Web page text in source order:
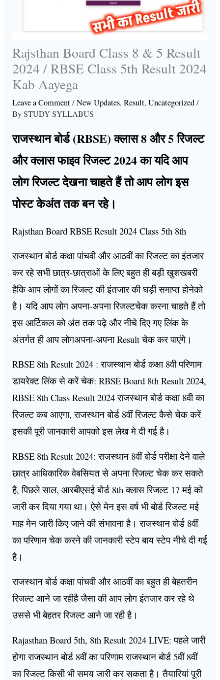
Rajsthan Board Class 8 & 5 Result
2024 / RBSE Class 5th Result 2024
Kab Aayega
Leave a Comment/New Updates,Result,Uncategorized/
BySTUDY SYLLABUS
राजस्थान बोर्ड (RBSE) क्लास 8 और 5 रिजल्ट
और क्लास फाइव रिजल्ट 2024 का यदि आप
लोग रिजल्ट देखना चाहते हैं तो आप लोग इस
पोस्ट केअंत तक बन रहे।
Rajsthan Board RBSE Result 2024 Class 5th 8th
राजस्थान बोर्ड कक्षा पांचवी और आठवीं का रिजल्ट का इंतजार
कर रहे सभी छात्र-छात्राओं के लिए बहुत ही बड़ी खुशखबरी
हैकि आप लोगों का रिजल्ट की इंतजार की घड़ी समाप्त होनेको
है। यदि आप लोग अपना-अपना रिजल्टचेक करना चाहते हैं तो
इस आर्टिकल को अंत तक पढ़े और नीचे दिए गए लिंक के
अंतर्गत ही आप लोगअपना-अपना Result चेक कर पाएंगे।
RBSE 8th Result 2024 : राजस्थान बोर्ड कक्षा 8वी परिणाम
डायरेक्ट लिंक से करें चेक: RBSE Board 8th Result 2024,
RBSE 8th Class Result 2024 राजस्थान बोर्ड कक्षा 8वी का
रिजल्ट कब आएगा, राजस्थान बोर्ड 8वीं रिजल्ट कैसे चेक करें
इसकी पूरी जानकारी आपको इस लेख मे दी गई है।
RBSE 8th Result 2024: राजस्थान 8वीं बोर्ड परीक्षा देने वाले
छात्र आधिकारिक वेबसियत से अपना रिजल्ट चेक कर सकते
है, पिछले साल, आरबीएसई बोर्ड 8th क्लास रिजल्ट 17 मई को
जारी कर दिया गया था। ऐसे मेन इस वर्ष भी बोर्ड रिजल्ट मई
माह मेन जारी किए जाने की संभावना है। राजस्थान बोर्ड 8वीं
का परिणाम चेक करने की जानकारी स्टेप बाय स्टेप नीचे दी गई
है।
राजस्थान बोर्ड कक्षा पांचवी और आठवीं का बहुत ही बेहतरीन
रिजल्ट आने जा रहीहै जैसा की आप लोग इंतजार कर रहे थे
उससे भी बेहतर रिजल्ट आने जा रही है।
Rajasthan Board 5th, 8th Result 2024 LIVE: पहले जारी
होगा राजस्थान बोर्ड 8वीं का परिणाम राजस्थान बोर्ड 5वीं 8वीं
का रिजल्ट किसी भी समय जारी कर सकता है। तैयारियां पूरी